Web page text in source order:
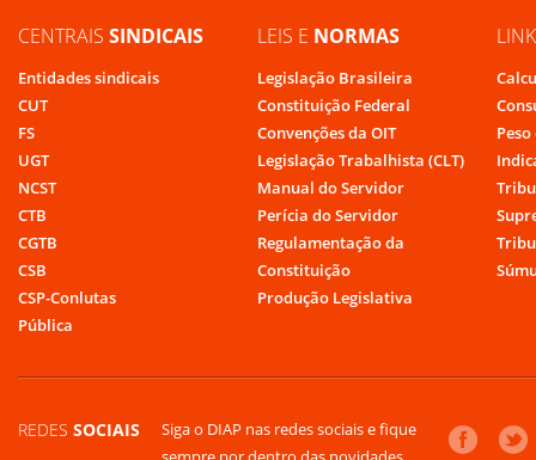
CENTRAIS SINDICAIS
Entidades sindicais
CUT
FS
UGT
NCST
CTB
CGTB
CSB
CSP-Conlutas
Pública
LEIS E NORMAS
Legislação Brasileira
Constituição Federal
Convenções da OIT
Legislação Trabalhista (CLT)
Manual do Servidor
Perícia do Servidor
Regulamentação da
Constituição
Produção Legislativa
REDES SOCIAIS
Siga o DIAP nas redes sociais e fique